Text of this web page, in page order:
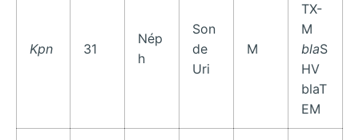
Kpn 31
Nép
h
Son
de
Uri
M
TX-
M
blaS
HV
blaT
EM